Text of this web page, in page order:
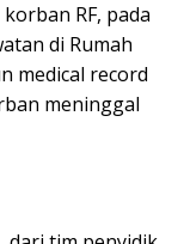
RF, pada
di Rumah
medical record
meninggal